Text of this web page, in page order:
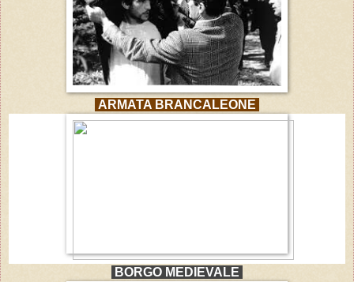
ARMATA BRANCALEONE
BORGO MEDIEVALE